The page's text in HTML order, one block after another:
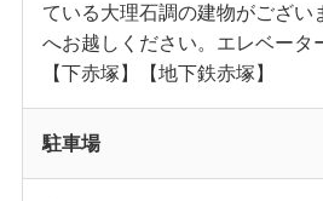
ている大理石調の建物がござい
へお越しください。エレベータ
【下赤塚】【地下鉄赤塚】
駐車場